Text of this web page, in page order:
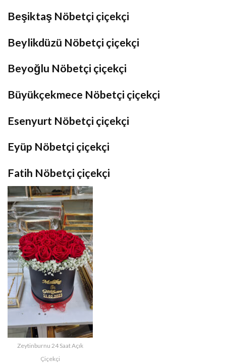
Beşiktaş Nöbetçi çiçekçi
Beylikdüzü Nöbetçi çiçekçi
Beyoğlu Nöbetçi çiçekçi
Büyükçekmece Nöbetçi çiçekçi
Esenyurt Nöbetçi çiçekçi
Eyüp Nöbetçi çiçekçi
Fatih Nöbetçi çiçekçi
Zeytinburnu 24 Saat Açık
Çiçekçi